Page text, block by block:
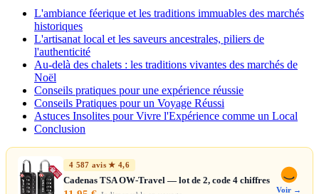
L'ambiance féerique et les traditions immuables des marchés
historiques
L'artisanat local et les saveurs ancestrales, piliers de
l'authenticité
Au-delà des chalets : les traditions vivantes des marchés de
Noël
Conseils pratiques pour une expérience réussie
Conseils Pratiques pour un Voyage Réussi
Astuces Insolites pour Vivre l'Expérience comme un Local
Conclusion
4 587 avis ★ 4,6
Cadenas TSA OW-Travel — lot de 2, code 4 chiffres
Voir →